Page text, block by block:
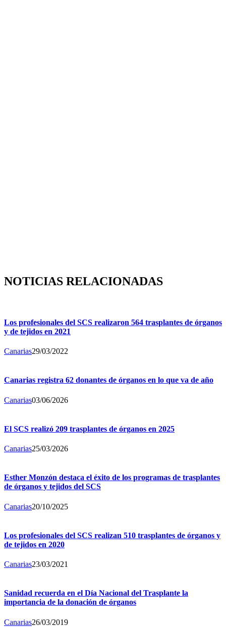
NOTICIAS RELACIONADAS
Los profesionales del SCS realizaron 564 trasplantes de órganos
y de tejidos en 2021
Canarias29/03/2022
Canarias registra 62 donantes de órganos en lo que va de año
Canarias03/06/2026
El SCS realizó 209 trasplantes de órganos en 2025
Canarias25/03/2026
Esther Monzón destaca el éxito de los programas de trasplantes
de órganos y tejidos del SCS
Canarias20/10/2025
Los profesionales del SCS realizan 510 trasplantes de órganos y
de tejidos en 2020
Canarias23/03/2021
Sanidad recuerda en el Día Nacional del Trasplante la
importancia de la donación de órganos
Canarias26/03/2019